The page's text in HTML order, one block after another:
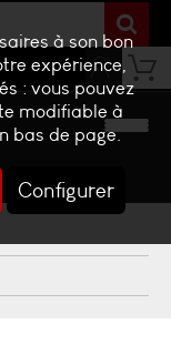
à son bon
expérience,
: vous pouvez
modifiable à
bas de page.
Configurer